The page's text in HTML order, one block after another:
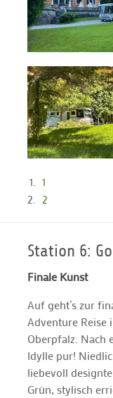
1
2
Station 6:
Finale Kunst
Auf geht’s zur
Adventure Reise
Oberpfalz. Nach
Idylle pur!
liebevoll
Grün, stylisch